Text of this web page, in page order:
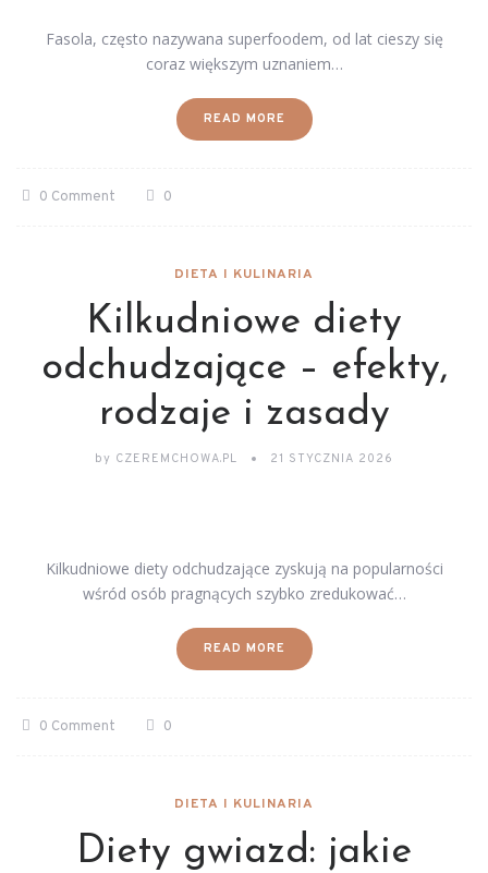
Fasola, często nazywana superfoodem, od lat cieszy się
coraz większym uznaniem…
READ MORE
0 Comment 0
DIETA I KULINARIA
Kilkudniowe diety
odchudzające – efekty,
rodzaje i zasady
by CZEREMCHOWA.PL 21 STYCZNIA 2026
Kilkudniowe diety odchudzające zyskują na popularności
wśród osób pragnących szybko zredukować…
READ MORE
0 Comment 0
DIETA I KULINARIA
Diety gwiazd: jakie